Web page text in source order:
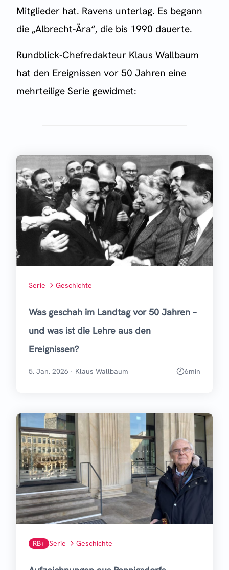
Mitglieder hat. Ravens unterlag. Es begann
die „Albrecht-Ära“, die bis 1990 dauerte.
Rundblick-Chefredakteur Klaus Wallbaum
hat den Ereignissen vor 50 Jahren eine
mehrteilige Serie gewidmet:
Serie Geschichte
Was geschah im Landtag vor 50 Jahren –
und was ist die Lehre aus den
Ereignissen?
5. Jan. 2026 · Klaus Wallbaum 6min
RB+ Serie Geschichte